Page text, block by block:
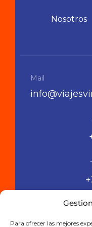
Para ofrecer las mejores
Nosotros
Mail
Siguenos en las